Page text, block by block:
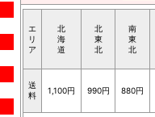
エ
リ
ア
北
海
道
北
東
北
南
東
北
送
料
1,100円 990円 880円